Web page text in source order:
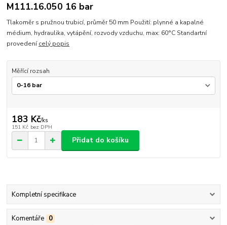
M111.16.050 16 bar
Tlakoměr s pružnou trubicí, průměr 50 mm Použití: plynné a kapalné
médium, hydraulika, vytápění, rozvody vzduchu, max: 60°C Standartní
provedenícelý popis
Měřící rozsah
183 Kč/ks
151 Kč bez DPH
Přidat do košíku
Kompletní specifikace
Komentáře 0